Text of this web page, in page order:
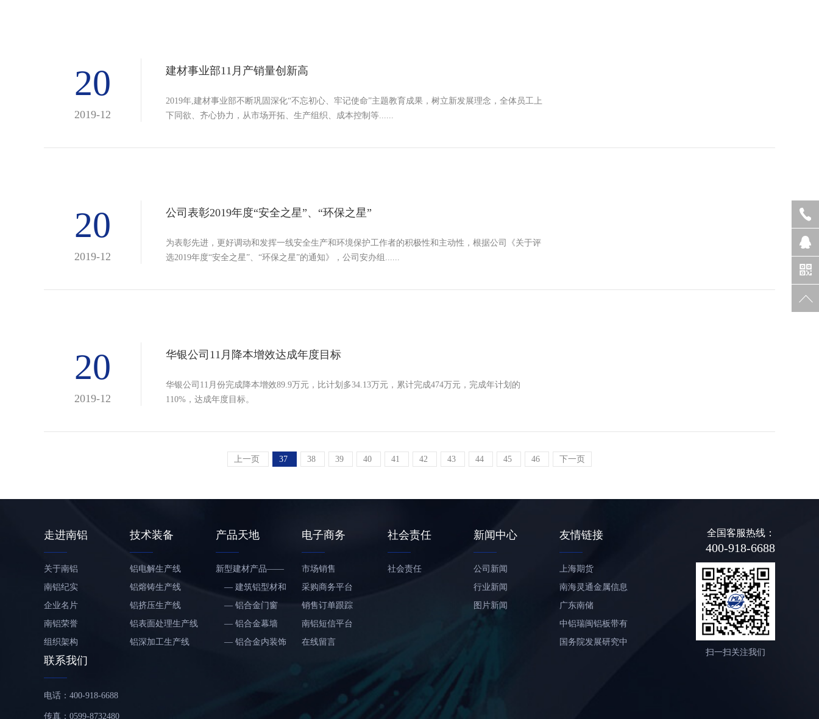
20
2019-12
建材事业部11月产销量创新高
2019年,建材事业部不断巩固深化“不忘初心、牢记使命”主题教育成果，树立新发展理念，全体员工上
下同欲、齐心协力，从市场开拓、生产组织、成本控制等......
20
2019-12
公司表彰2019年度“安全之星”、“环保之星”
为表彰先进，更好调动和发挥一线安全生产和环境保护工作者的积极性和主动性，根据公司《关于评
选2019年度“安全之星”、“环保之星”的通知》，公司安办组......
20
2019-12
华银公司11月降本增效达成年度目标
华银公司11月份完成降本增效89.9万元，比计划多34.13万元，累计完成474万元，完成年计划的
110%，达成年度目标。
上一页 37 38 39 40 41 42 43 44 45 46 下一页
走进南铝
关于南铝
南铝纪实
企业名片
南铝荣誉
组织架构
社会责任报告
技术装备
铝电解生产线
铝熔铸生产线
铝挤压生产线
铝表面处理生产线
铝深加工生产线
产品天地
新型建材产品——
— 建筑铝型材和
铝板带材
— 铝合金门窗
— 铝合金幕墙
— 铝合金内装饰
电子商务
市场销售
采购商务平台
销售订单跟踪
南铝短信平台
在线留言
社会责任
社会责任
新闻中心
公司新闻
行业新闻
图片新闻
友情链接
上海期货
南海灵通金属信息
网
广东南储
中铝瑞闽铝板带有
限公司
国务院发展研究中
联系我们
电话：400-918-6688
传真：0599-8732480
全国客服热线：
400-918-6688
扫一扫关注我们